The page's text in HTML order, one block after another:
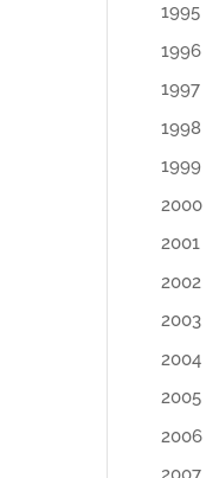
1995
1996
1997
1998
1999
2000
2001
2002
2003
2004
2005
2006